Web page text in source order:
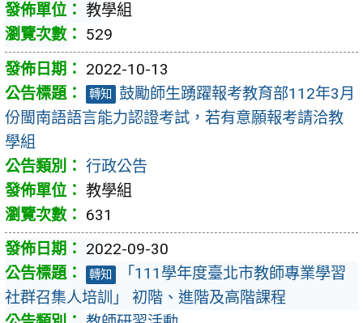
教學組
529
2022-10-13
轉知
鼓勵師生踴躍報考教育部112年3月
份閩南語語言能力認證考試，若有意願報考請洽教
學組
行政公告
教學組
631
2022-09-30
轉知
「111學年度臺北市教師專業學習
社群召集人培訓」 初階、進階及高階課程